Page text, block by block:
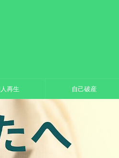
再生 自己破産